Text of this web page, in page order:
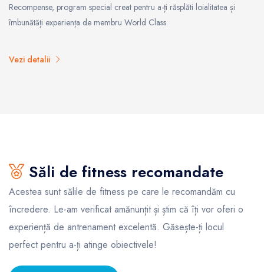
Recompense, program special creat pentru a-ți răsplăti loialitatea și
îmbunătăți experiența de membru World Class.
Vezi detalii
Săli de fitness recomandate
Acestea sunt sălile de fitness pe care le recomandăm cu
încredere. Le-am verificat amănunțit și știm că îți vor oferi o
experiență de antrenament excelentă. Găsește-ți locul
perfect pentru a-ți atinge obiectivele!